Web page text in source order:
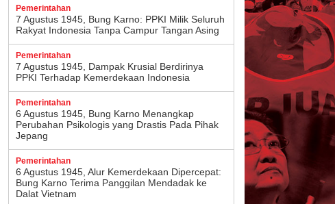
Pemerintahan
7 Agustus 1945, Bung Karno: PPKI Milik Seluruh
Rakyat Indonesia Tanpa Campur Tangan Asing
Pemerintahan
7 Agustus 1945, Dampak Krusial Berdirinya
PPKI Terhadap Kemerdekaan Indonesia
Pemerintahan
6 Agustus 1945, Bung Karno Menangkap
Perubahan Psikologis yang Drastis Pada Pihak
Jepang
Pemerintahan
6 Agustus 1945, Alur Kemerdekaan Dipercepat:
Bung Karno Terima Panggilan Mendadak ke
Dalat Vietnam